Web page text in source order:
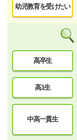
幼児教育を受けたい
高卒生
高1生
中高一貫生